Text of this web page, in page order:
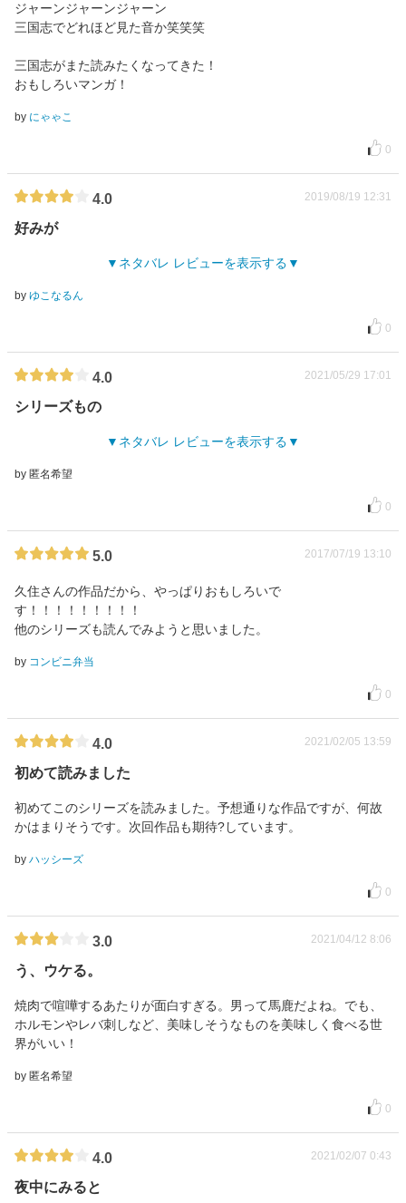
ジャーンジャーンジャーン
三国志でどれほど見た音か笑笑笑
三国志がまた読みたくなってきた！
おもしろいマンガ！
by にゃゃこ
0
4.0 2019/08/19 12:31
好みが
ネタバレ レビューを表示する
by ゆこなるん
0
4.0 2021/05/29 17:01
シリーズもの
ネタバレ レビューを表示する
by 匿名希望
0
5.0 2017/07/19 13:10
久住さんの作品だから、やっぱりおもしろいで
す！！！！！！！！！
他のシリーズも読んでみようと思いました。
by コンビニ弁当
0
4.0 2021/02/05 13:59
初めて読みました
初めてこのシリーズを読みました。予想通りな作品ですが、何故
かはまりそうです。次回作品も期待?しています。
by ハッシーズ
0
3.0 2021/04/12 8:06
う、ウケる。
焼肉で喧嘩するあたりが面白すぎる。男って馬鹿だよね。でも、
ホルモンやレバ刺しなど、美味しそうなものを美味しく食べる世
界がいい！
by 匿名希望
0
4.0 2021/02/07 0:43
夜中にみると